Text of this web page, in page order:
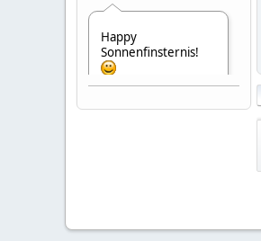
Happy
Sonnenfinsternis!
Ebay für PCW